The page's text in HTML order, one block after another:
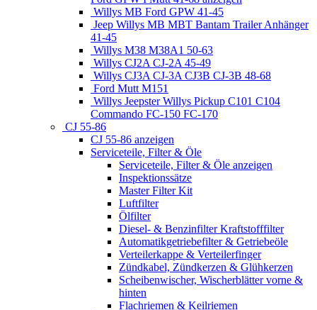
Willys MB Ford GPW 41-45
Jeep Willys MB MBT Bantam Trailer Anhänger
41-45
Willys M38 M38A1 50-63
Willys CJ2A CJ-2A 45-49
Willys CJ3A CJ-3A CJ3B CJ-3B 48-68
Ford Mutt M151
Willys Jeepster Willys Pickup C101 C104
Commando FC-150 FC-170
CJ 55-86
CJ 55-86 anzeigen
Serviceteile, Filter & Öle
Serviceteile, Filter & Öle anzeigen
Inspektionssätze
Master Filter Kit
Luftfilter
Ölfilter
Diesel- & Benzinfilter Kraftstofffilter
Automatikgetriebefilter & Getriebeöle
Verteilerkappe & Verteilerfinger
Zündkabel, Zündkerzen & Glühkerzen
Scheibenwischer, Wischerblätter vorne &
hinten
Flachriemen & Keilriemen